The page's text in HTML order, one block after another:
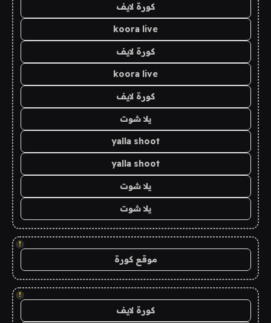
كورة لايف
koora live
كورة لايف
koora live
كورة لايف
يلا شوت
yalla shoot
yalla shoot
يلا شوت
يلا شوت
!
موقع كورة
!
كورة لايف